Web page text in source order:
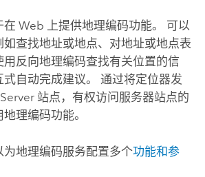
Web 上提供地理编码功能。 可以
查找地址或地点、对地址或地点表
反向地理编码查找有关位置的信
自动完成建议。 通过将定位器发
站点，有权访问服务器站点的
理编码功能。
地理编码服务配置多个功能和参